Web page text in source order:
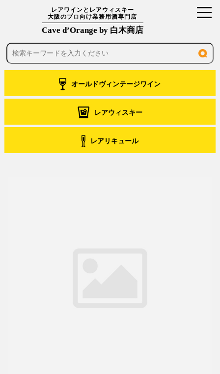
レアワインとレアウィスキー
大阪のプロ向け業務用酒専門店
Cave d’Orange by 白木商店
オールドヴィンテージワイン
レアウィスキー
レアリキュール